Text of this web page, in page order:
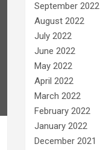
September 2022
August 2022
July 2022
June 2022
May 2022
April 2022
March 2022
February 2022
January 2022
December 2021